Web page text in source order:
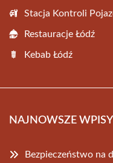
Stacja Kontroli
Restauracje Łódź
Kebab Łódź
NAJNOWSZE WPISY
Bezpieczeństwo na